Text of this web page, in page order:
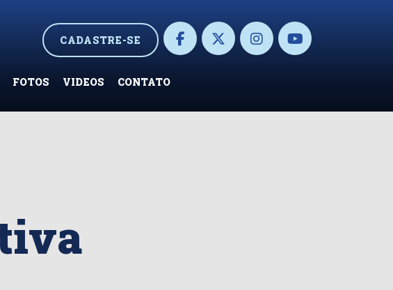
CADASTRE-SE
FOTOS VIDEOS CONTATO